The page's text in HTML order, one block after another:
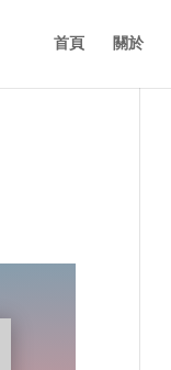
首頁 關於